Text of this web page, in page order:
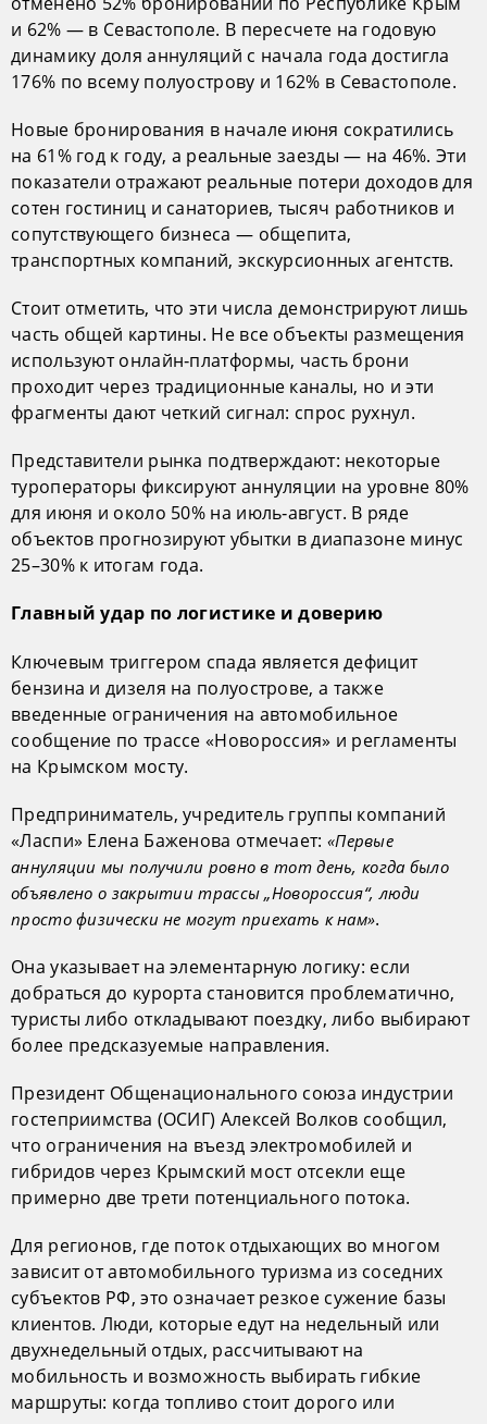
и 62% — в Севастополе. В пересчете на годовую
динамику доля аннуляций с начала года достигла
176% по всему полуострову и 162% в Севастополе.
Новые бронирования в начале июня сократились
на 61% год к году, а реальные заезды — на 46%. Эти
показатели отражают реальные потери доходов для
сотен гостиниц и санаториев, тысяч работников и
сопутствующего бизнеса — общепита,
транспортных компаний, экскурсионных агентств.
Стоит отметить, что эти числа демонстрируют лишь
часть общей картины. Не все объекты размещения
используют онлайн‑платформы, часть брони
проходит через традиционные каналы, но и эти
фрагменты дают четкий сигнал: спрос рухнул.
Представители рынка подтверждают: некоторые
туроператоры фиксируют аннуляции на уровне 80%
для июня и около 50% на июль‑август. В ряде
объектов прогнозируют убытки в диапазоне минус
25–30% к итогам года.
Главный удар по логистике и доверию
Ключевым триггером спада является дефицит
бензина и дизеля на полуострове, а также
введенные ограничения на автомобильное
сообщение по трассе «Новороссия» и регламенты
на Крымском мосту.
Предприниматель, учредитель группы компаний
«Ласпи» Елена Баженова отмечает: «Первые
аннуляции мы получили ровно в тот день, когда было
объявлено о закрытии трассы „Новороссия“, люди
просто физически не могут приехать к нам».
Она указывает на элементарную логику: если
добраться до курорта становится проблематично,
туристы либо откладывают поездку, либо выбирают
более предсказуемые направления.
Президент Общенационального союза индустрии
гостеприимства (ОСИГ) Алексей Волков сообщил,
что ограничения на въезд электромобилей и
гибридов через Крымский мост отсекли еще
примерно две трети потенциального потока.
Для регионов, где поток отдыхающих во многом
зависит от автомобильного туризма из соседних
субъектов РФ, это означает резкое сужение базы
клиентов. Люди, которые едут на недельный или
двухнедельный отдых, рассчитывают на
мобильность и возможность выбирать гибкие
маршруты: когда топливо стоит дорого или